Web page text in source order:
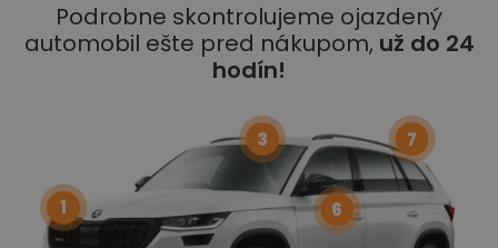
Podrobne skontrolujeme ojazdený
automobil ešte pred nákupom, už do 24
hodín!
1
3
6
7